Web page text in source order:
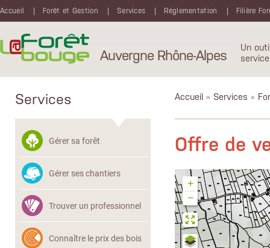
Accueil
Forêt et Gestion Services Réglementation Filière
Auvergne Rhône-Alpes
Un
Services
Gérer sa forêt
Gérer ses chantiers
Trouver un professionnel
Connaître le prix des bois
Accueil » Services »
Offre de
+
−